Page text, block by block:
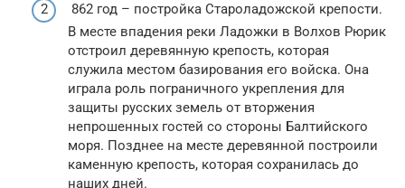
862 год – постройка Староладожской крепости.
В месте впадения реки Ладожки в Волхов Рюрик
отстроил деревянную крепость, которая
служила местом базирования его войска. Она
играла роль пограничного укрепления для
защиты русских земель от вторжения
непрошенных гостей со стороны Балтийского
моря. Позднее на месте деревянной построили
каменную крепость, которая сохранилась до
наших дней.